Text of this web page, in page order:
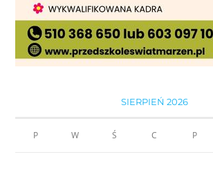
SIERPIEŃ 2026
P W Ś C P